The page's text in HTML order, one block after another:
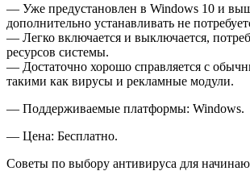
— Уже предустановлен в Windows 10 и
дополнительно устанавливать не
— Легко включается и выключается,
ресурсов системы.
— Достаточно хорошо справляется с
такими как вирусы и рекламные модули.
— Поддерживаемые платформы: Windows.
— Цена: Бесплатно.
Советы по выбору антивируса для